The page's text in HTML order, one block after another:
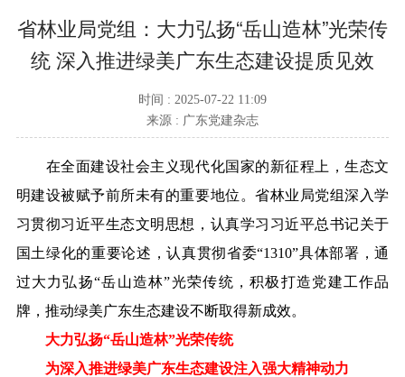
省林业局党组：大力弘扬“岳山造林”光荣传
统 深入推进绿美广东生态建设提质见效
时间 : 2025-07-22 11:09
来源 : 广东党建杂志
在全面建设社会主义现代化国家的新征程上，生态文
明建设被赋予前所未有的重要地位。省林业局党组深入学
习贯彻习近平生态文明思想，认真学习习近平总书记关于
国土绿化的重要论述，认真贯彻省委“1310”具体部署，通
过大力弘扬“岳山造林”光荣传统，积极打造党建工作品
牌，推动绿美广东生态建设不断取得新成效。
大力弘扬“岳山造林”光荣传统
为深入推进绿美广东生态建设注入强大精神动力